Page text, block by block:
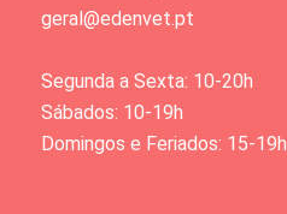
geral@edenvet.pt
Segunda a Sexta: 10-20h
Sábados: 10-19h
Domingos e Feriados: 15-19h